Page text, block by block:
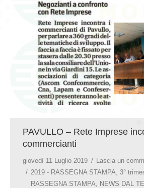
PAVULLO – Rete Imprese
commercianti
giovedì 11 Luglio 2019
Lascia un
2019 - RASSEGNA STAMPA
3°
RASSEGNA STAMPA
NEWS DAL